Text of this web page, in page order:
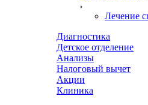
Лечение
Диагностика
Детское отделение
Анализы
Налоговый вычет
Акции
Клиника